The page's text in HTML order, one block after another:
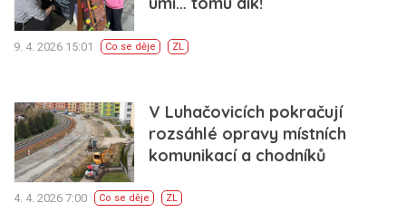
9. 4. 2026 15:01 Co se děje ZL
V Luhačovicích pokračují
rozsáhlé opravy místních
komunikací a chodníků
4. 4. 2026 7:00 Co se děje ZL